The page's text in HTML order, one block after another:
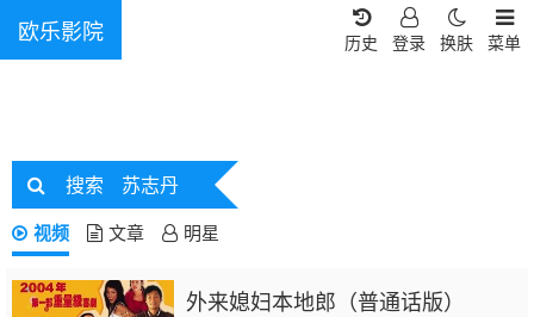
欧乐影院 菜单
换肤
登录
历史
搜索 苏志丹
视频 文章 明星
外来媳妇本地郎（普通话版）